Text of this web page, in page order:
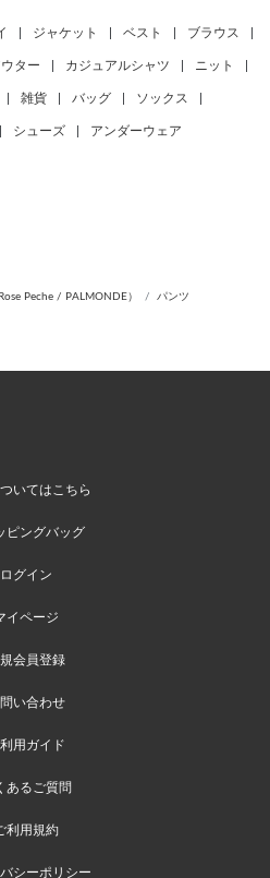
ジャケット ベスト ブラウス
ター カジュアルシャツ ニット
雑貨 バッグ ソックス
シューズ アンダーウェア
Peche / PALMONDE） パンツ
いてはこちら
ピングバッグ
ログイン
イページ
会員登録
い合わせ
利用ガイド
あるご質問
利用規約
シーポリシー